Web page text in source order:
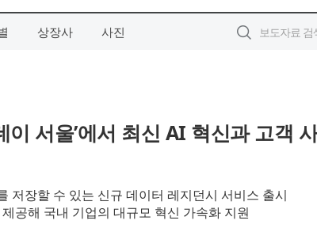
상장사 사진
이 서울’에서 최신 AI 혁신과 고객 사
저장할 수 있는 신규 데이터 레지던시 서비스 출시
공해 국내 기업의 대규모 혁신 가속화 지원